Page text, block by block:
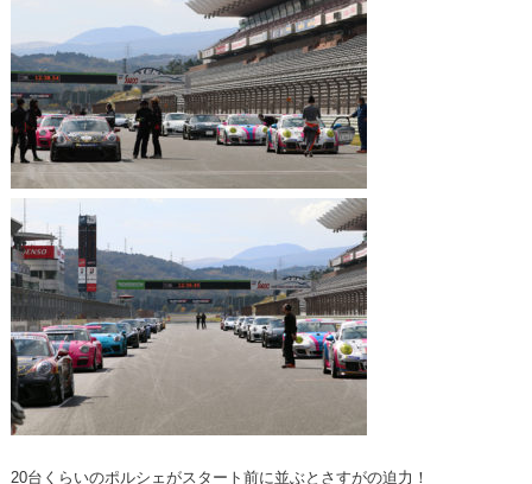
20台くらいのポルシェがスタート前に並ぶとさすがの迫力！